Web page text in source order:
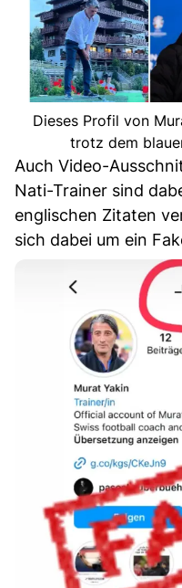
Dieses Profil von
trotz dem
Auch Video-
Nati-Trainer sind
englischen Zitaten
sich dabei um ein